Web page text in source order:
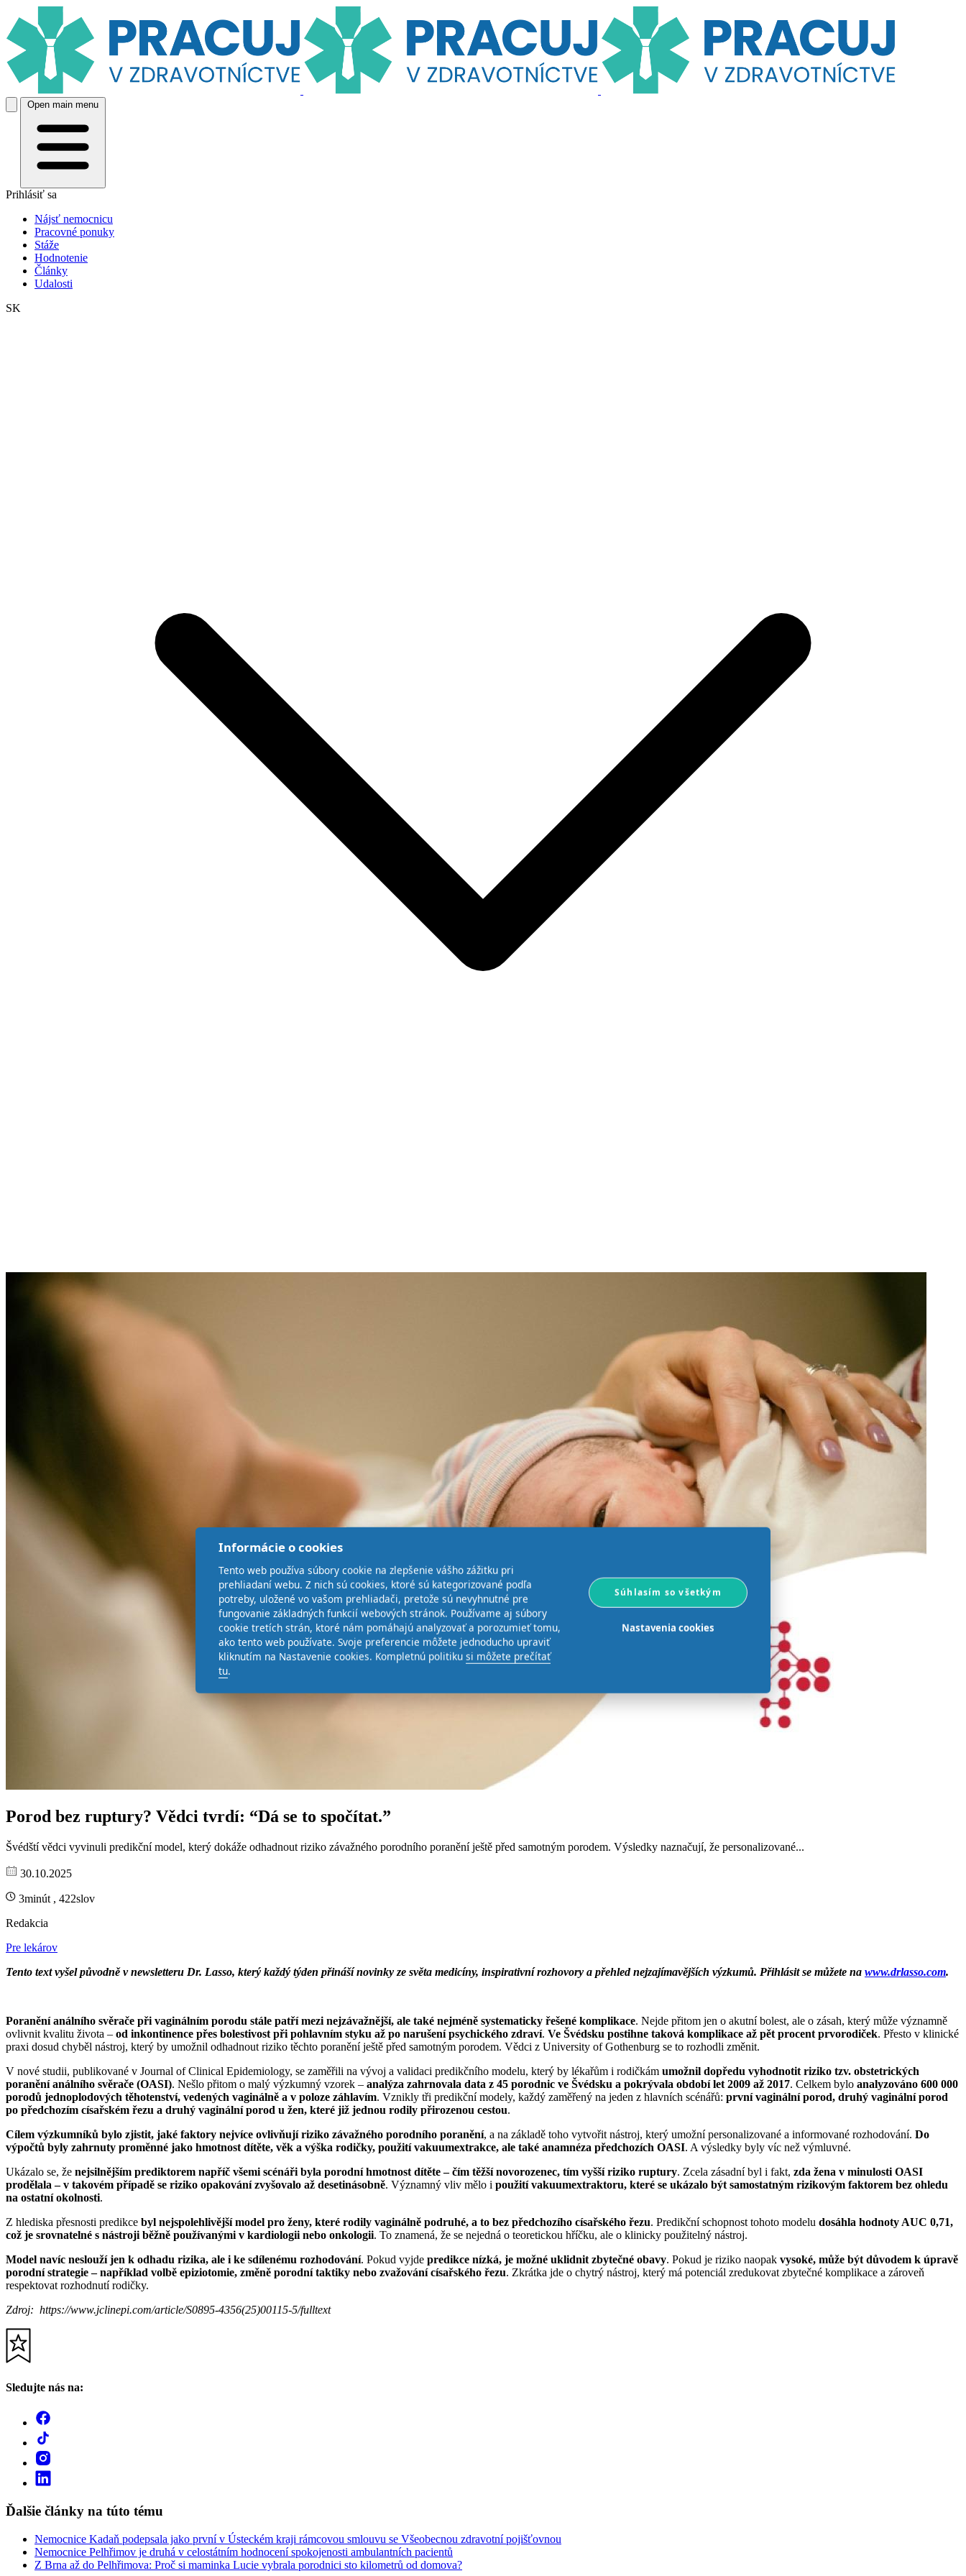
Open main menu
Prihlásiť sa
Nájsť nemocnicu
Pracovné ponuky
Stáže
Hodnotenie
Články
Udalosti
SK
Porod bez ruptury? Vědci tvrdí: “Dá se to spočítat.”
Švédští vědci vyvinuli predikční model, který dokáže odhadnout riziko závažného porodního poranění ještě před samotným porodem. Výsledky naznačují, že personalizované...
30.10.2025
3minút , 422slov
Redakcia
Pre lekárov
Tento text vyšel původně v newsletteru Dr. Lasso, který každý týden přináší novinky ze světa medicíny, inspirativní rozhovory a přehled nejzajímavějších výzkumů. Přihlásit se můžete na www.drlasso.com.
Poranění análního svěrače při vaginálním porodu stále patří mezi nejzávažnější, ale také nejméně systematicky řešené komplikace. Nejde přitom jen o akutní bolest, ale o zásah, který může významně
ovlivnit kvalitu života – od inkontinence přes bolestivost při pohlavním styku až po narušení psychického zdraví. Ve Švédsku postihne taková komplikace až pět procent prvorodiček. Přesto v klinické
praxi dosud chyběl nástroj, který by umožnil odhadnout riziko těchto poranění ještě před samotným porodem. Vědci z University of Gothenburg se to rozhodli změnit.
V nové studii, publikované v Journal of Clinical Epidemiology, se zaměřili na vývoj a validaci predikčního modelu, který by lékařům i rodičkám umožnil dopředu vyhodnotit riziko tzv. obstetrických
poranění análního svěrače (OASI). Nešlo přitom o malý výzkumný vzorek – analýza zahrnovala data z 45 porodnic ve Švédsku a pokrývala období let 2009 až 2017. Celkem bylo analyzováno 600 000
porodů jednoplodových těhotenství, vedených vaginálně a v poloze záhlavím. Vznikly tři predikční modely, každý zaměřený na jeden z hlavních scénářů: první vaginální porod, druhý vaginální porod
po předchozím císařském řezu a druhý vaginální porod u žen, které již jednou rodily přirozenou cestou.
Cílem výzkumníků bylo zjistit, jaké faktory nejvíce ovlivňují riziko závažného porodního poranění, a na základě toho vytvořit nástroj, který umožní personalizované a informované rozhodování. Do
výpočtů byly zahrnuty proměnné jako hmotnost dítěte, věk a výška rodičky, použití vakuumextrakce, ale také anamnéza předchozích OASI. A výsledky byly víc než výmluvné.
Ukázalo se, že nejsilnějším prediktorem napříč všemi scénáři byla porodní hmotnost dítěte – čím těžší novorozenec, tím vyšší riziko ruptury. Zcela zásadní byl i fakt, zda žena v minulosti OASI
prodělala – v takovém případě se riziko opakování zvyšovalo až desetinásobně. Významný vliv mělo i použití vakuumextraktoru, které se ukázalo být samostatným rizikovým faktorem bez ohledu
na ostatní okolnosti.
Z hlediska přesnosti predikce byl nejspolehlivější model pro ženy, které rodily vaginálně podruhé, a to bez předchozího císařského řezu. Predikční schopnost tohoto modelu dosáhla hodnoty AUC 0,71,
což je srovnatelné s nástroji běžně používanými v kardiologii nebo onkologii. To znamená, že se nejedná o teoretickou hříčku, ale o klinicky použitelný nástroj.
Model navíc neslouží jen k odhadu rizika, ale i ke sdílenému rozhodování. Pokud vyjde predikce nízká, je možné uklidnit zbytečné obavy. Pokud je riziko naopak vysoké, může být důvodem k úpravě
porodní strategie – například volbě epiziotomie, změně porodní taktiky nebo zvažování císařského řezu. Zkrátka jde o chytrý nástroj, který má potenciál zredukovat zbytečné komplikace a zároveň
respektovat rozhodnutí rodičky.
Zdroj: https://www.jclinepi.com/article/S0895-4356(25)00115-5/fulltext
Sledujte nás na:
Ďalšie články na túto tému
Nemocnice Kadaň podepsala jako první v Ústeckém kraji rámcovou smlouvu se Všeobecnou zdravotní pojišťovnou
Nemocnice Pelhřimov je druhá v celostátním hodnocení spokojenosti ambulantních pacientů
Z Brna až do Pelhřimova: Proč si maminka Lucie vybrala porodnici sto kilometrů od domova?
Informácie o cookies
Tento web používa súbory cookie na zlepšenie vášho zážitku pri
prehliadaní webu. Z nich sú cookies, ktoré sú kategorizované podľa
potreby, uložené vo vašom prehliadači, pretože sú nevyhnutné pre
fungovanie základných funkcií webových stránok. Používame aj súbory
cookie tretích strán, ktoré nám pomáhajú analyzovať a porozumieť tomu,
ako tento web používate. Svoje preferencie môžete jednoducho upraviť
kliknutím na Nastavenie cookies. Kompletnú politiku si môžete prečítať
tu.
Súhlasím so všetkým
Nastavenia cookies